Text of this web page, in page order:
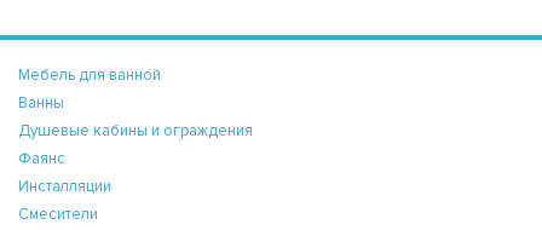
Мебель для ванной
Ванны
Душевые кабины и ограждения
Фаянс
Инсталляции
Смесители